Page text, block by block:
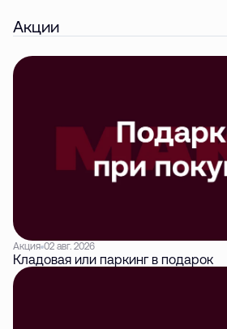
Акции
Акция 02 авг. 2026
Кладовая или паркинг в подарок